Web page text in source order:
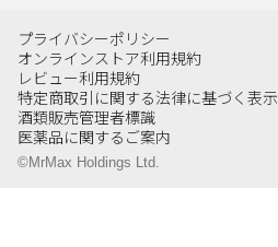
プライバシーポリシー
オンラインストア利用規約
レビュー利用規約
特定商取引に関する法律に基づく表示
酒類販売管理者標識
医薬品に関するご案内
©MrMax Holdings Ltd.